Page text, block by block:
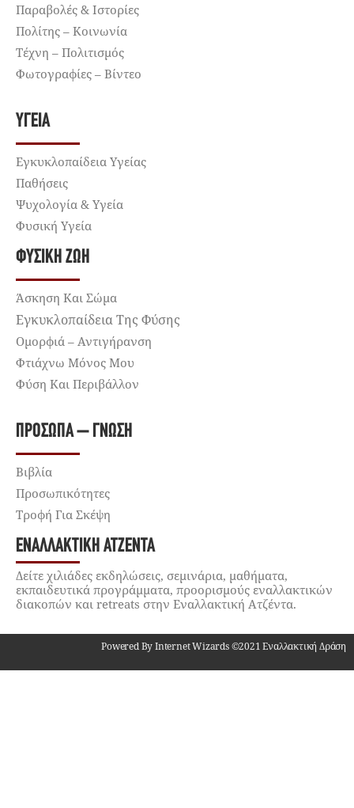
Παραβολές & Ιστορίες
Πολίτης – Κοινωνία
Τέχνη – Πολιτισμός
Φωτογραφίες – Βίντεο
ΥΓΕΊΑ
Εγκυκλοπαίδεια Υγείας
Παθήσεις
Ψυχολογία & Υγεία
Φυσική Υγεία
ΦΥΣΙΚΉ ΖΩΉ
Άσκηση Και Σώμα
Εγκυκλοπαίδεια Της Φύσης
Ομορφιά – Αντιγήρανση
Φτιάχνω Μόνος Μου
Φύση Και Περιβάλλον
ΠΡΌΣΩΠΑ – ΓΝΏΣΗ
Βιβλία
Προσωπικότητες
Τροφή Για Σκέψη
ΕΝΑΛΛΑΚΤΙΚΉ ΑΤΖΈΝΤΑ
Δείτε χιλιάδες εκδηλώσεις, σεμινάρια, μαθήματα,
εκπαιδευτικά προγράμματα, προορισμούς εναλλακτικών
διακοπών και retreats στην Εναλλακτική Ατζέντα.
Powered By Internet Wizards ©2021 Εναλλακτική Δράση